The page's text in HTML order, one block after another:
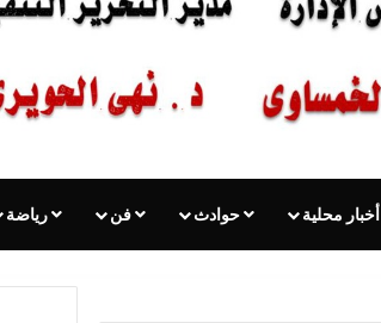
أخبار محلية حوادث فن رياضة